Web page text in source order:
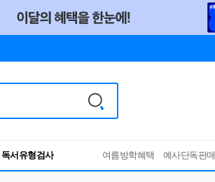
RBTI Lab
독서유형검사
여름방학혜택 예사단독판매